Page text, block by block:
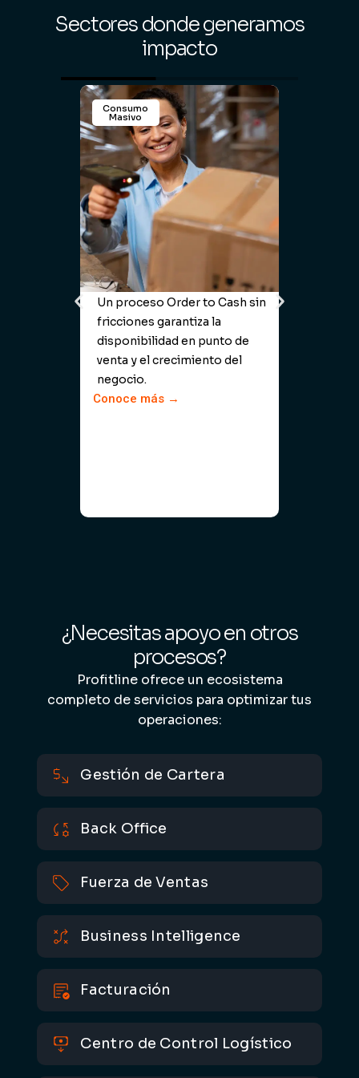
Sectores donde generamos
impacto
Consumo
Masivo
Un proceso Order to Cash sin
fricciones garantiza la
disponibilidad en punto de
venta y el crecimiento del
negocio.
Conoce más →
¿Necesitas apoyo en otros
procesos?
Profitline ofrece un ecosistema
completo de servicios para optimizar tus
operaciones:
Gestión de Cartera
Back Office
Fuerza de Ventas
Business Intelligence
Facturación
Centro de Control Logístico